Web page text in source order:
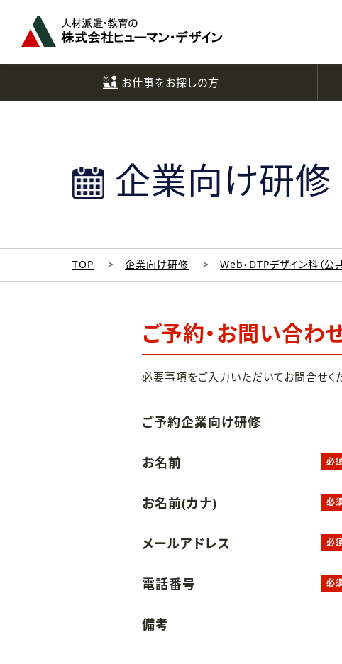
お仕事をお探しの方
企業向け研修
TOP 企業向け研修 Web・DTPデザイン科（公
ご予約・お問い合わ
必要事項をご入力いただいてお問合せく
ご予約企業向け研修
お名前 必
お名前(カナ) 必
メールアドレス 必
電話番号 必
備考
へ